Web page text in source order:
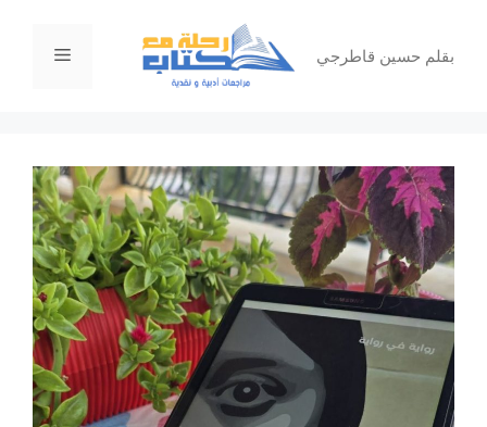
المحتوىبقلم حسين قاطرجي القائمة